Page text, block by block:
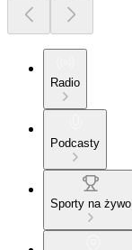
Radio
Podcasty
Sporty na żywo